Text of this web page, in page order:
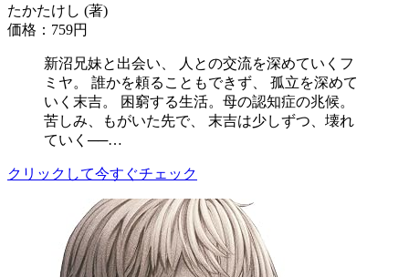
たかたけし (著)
価格：759円
新沼兄妹と出会い、 人との交流を深めていくフ
ミヤ。 誰かを頼ることもできず、 孤立を深めて
いく末吉。 困窮する生活。母の認知症の兆候。
苦しみ、もがいた先で、 末吉は少しずつ、壊れ
ていく──…
クリックして今すぐチェック